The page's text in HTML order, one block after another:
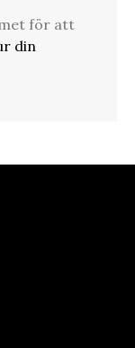
för att
din